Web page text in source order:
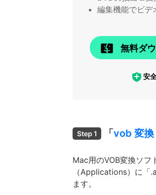
編集機能でビデ
無料ダ
安
Step 1 「vob 変
Mac用のVOB変換ソフ
（Applications）に「
ます。